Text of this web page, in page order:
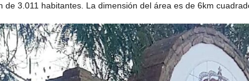
3.011 habitantes. La dimensión del área es de 6km